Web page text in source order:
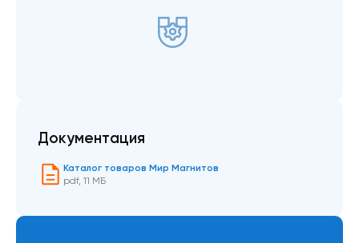
Документация
Каталог товаров Мир Магнитов
pdf, 11 МБ